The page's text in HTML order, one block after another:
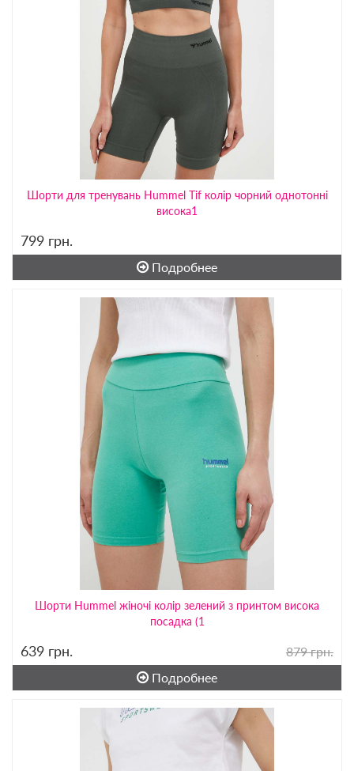
Шорти для тренувань Hummel Tif колір чорний однотонні
висока1
799 грн.
Подробнее
Шорти Hummel жіночі колір зелений з принтом висока
посадка (1
639 грн.
879 грн.
Подробнее